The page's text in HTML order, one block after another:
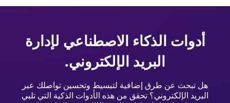
أدوات الذكاء الاصطناعي لإدارة
البريد الإلكتروني.
هل تبحث عن طرق إضافية لتبسيط وتحسين تواصلك عبر
البريد الإلكتروني؟ تحقق من هذه الأدوات الذكية التي تلبي